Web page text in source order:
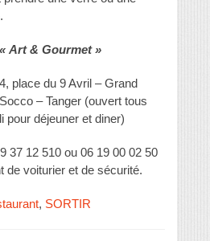
« Art & Gourmet »
4, place du 9 Avril – Grand
Socco – Tanger (ouvert tous
pour déjeuner et diner)
37 12 510 ou 06 19 00 02 50
de voiturier et de sécurité.
, SORTIR